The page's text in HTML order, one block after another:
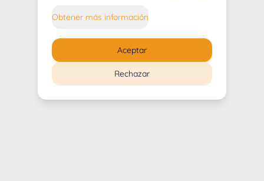
Obtener más información
Rechazar
Aceptar